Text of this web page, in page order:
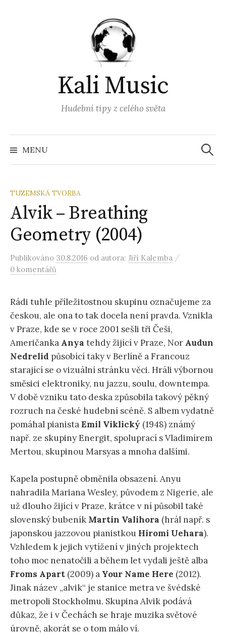
Kali Music
Hudební tipy z celého světa
MENU
TUZEMSKÁ TVORBA
Alvik – Breathing
Geometry (2004)
Publikováno 30.8.2016 od autora: Jiří Kalemba /
0 komentářů
Rádi tuhle příležitostnou skupinu označujeme za
českou, ale ona to tak docela není pravda. Vznikla
v Praze, kde se v roce 2001 sešli tři Češi,
Američanka Anya tehdy žijící v Praze, Nor Audun
Nedrelid působící taky v Berlíně a Francouz
starající se o vizuální stránku věci. Hráli výbornou
směsici elektroniky, nu jazzu, soulu, downtempa.
V době vzniku tato deska způsobila takový pěkný
rozruch na české hudební scéně. S albem vydatně
pomáhal pianistaEmil Viklický (1948) známý
např. ze skupiny Energit, spoluprací s Vladimírem
Mertou, skupinou Marsyas a mnoha dalšími.
Kapela postupně obměnila obsazení. Anyu
nahradila Mariana Wesley, původem z Nigerie, ale
už dlouho žijící v Praze, krátce v ní působil také
slovenský bubeník Martin Valihora (hrál např. s
japonskou jazzovou pianistkou Hiromi Uehara).
Vzhledem k jejich vytížení v jiných projektech
toho moc nenatočili a během let vydali ještě alba
Froms Apart (2009) a Your Name Here (2012).
Jinak název „alvik“ je stanice metra ve švédské
metropoli Stockholmu. Skupina Alvik podává
důkaz, že i v Čechách se hraje muzika světové
úrovně, akorát se o tom málo ví.